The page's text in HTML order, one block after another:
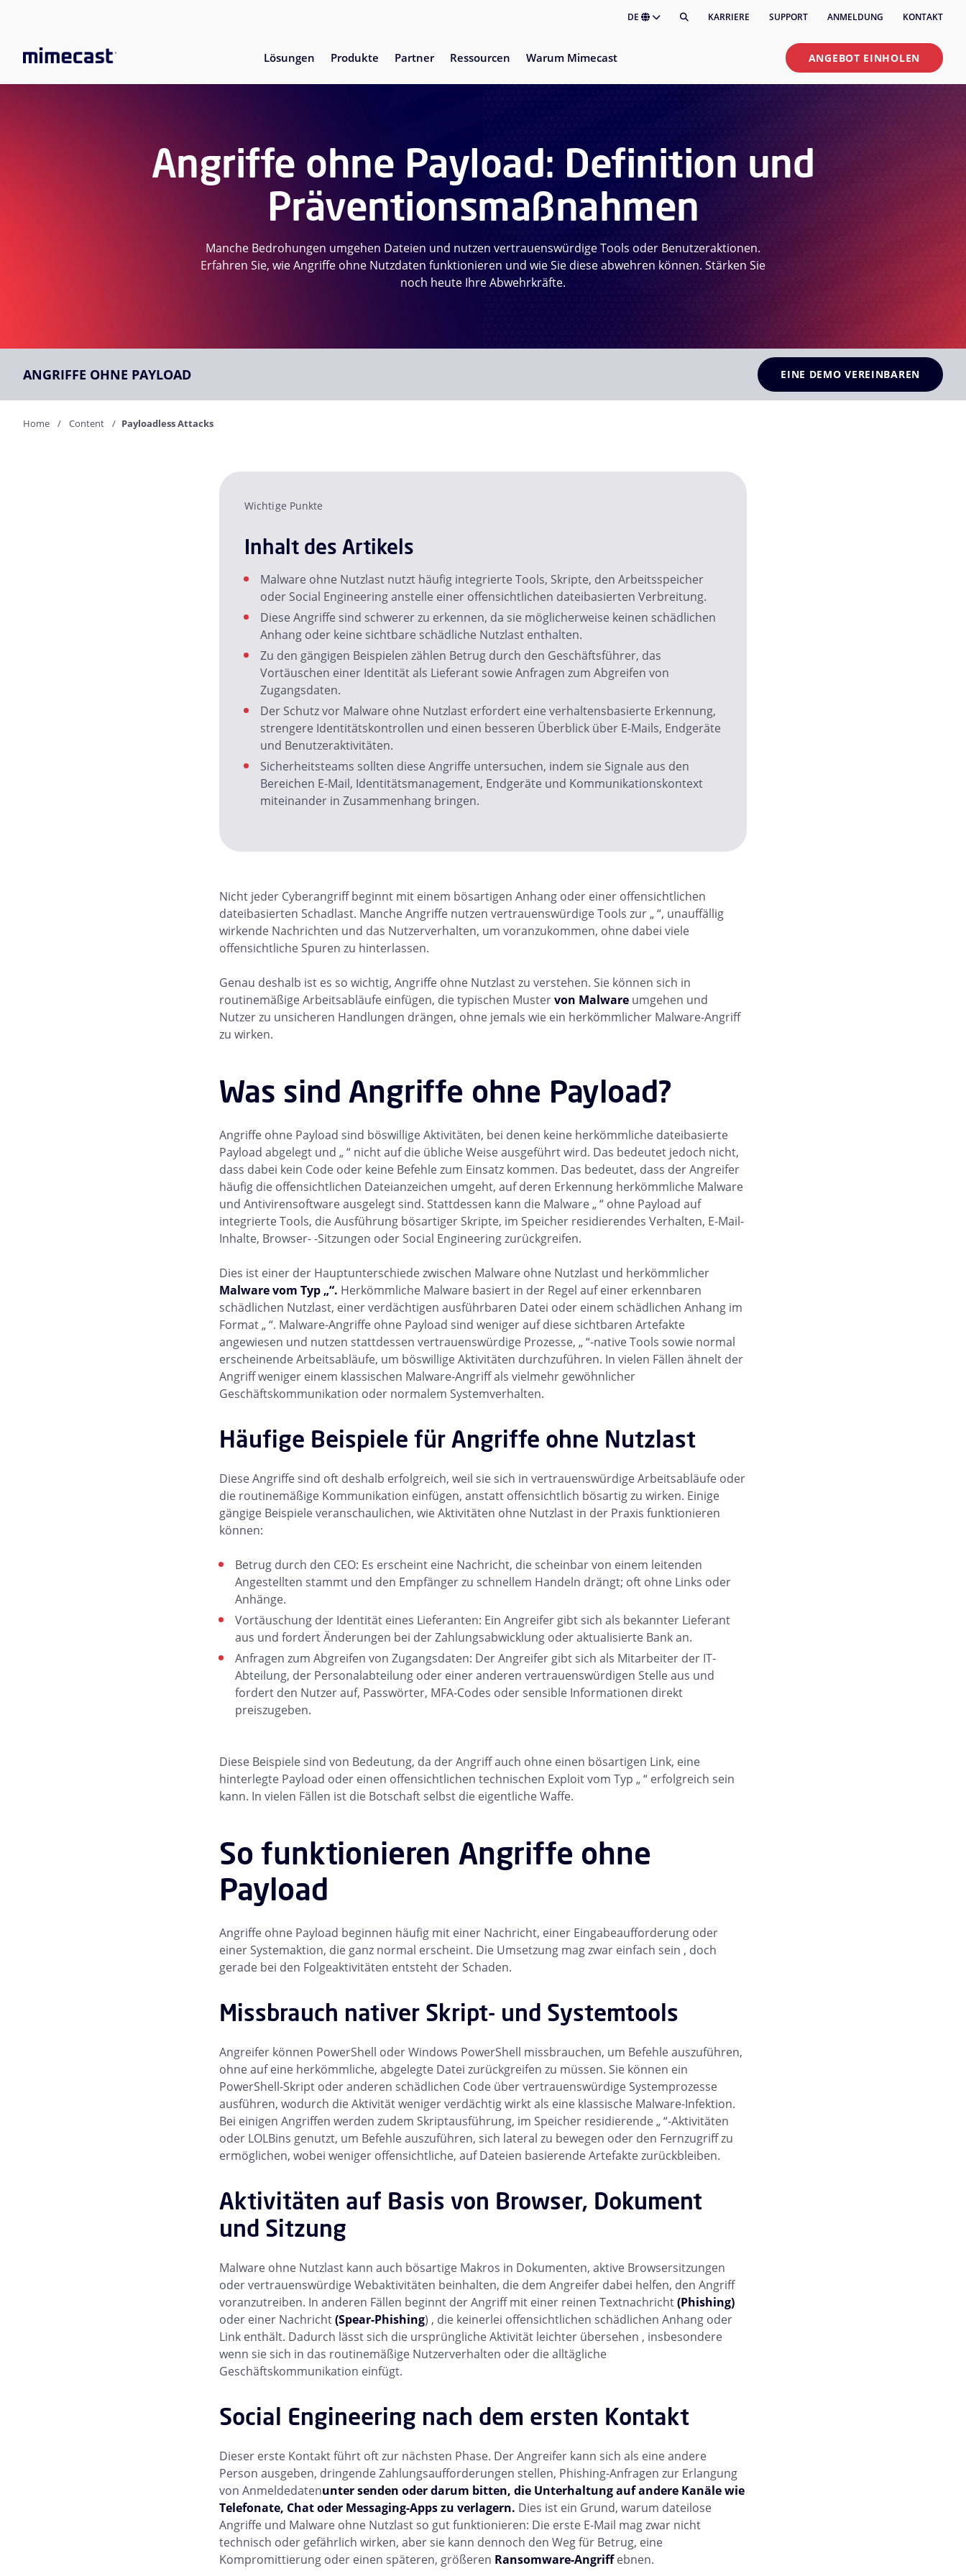
DE KARRIERE SUPPORT ANMELDUNG KONTAKT
Lösungen Produkte Partner Ressourcen Warum Mimecast ANGEBOT EINHOLEN
Angriffe ohne Payload: Definition und
Präventionsmaßnahmen
Manche Bedrohungen umgehen Dateien und nutzen vertrauenswürdige Tools oder Benutzeraktionen.
Erfahren Sie, wie Angriffe ohne Nutzdaten funktionieren und wie Sie diese abwehren können. Stärken Sie
noch heute Ihre Abwehrkräfte.
ANGRIFFE OHNE PAYLOAD EINE DEMO VEREINBAREN
Home Content Payloadless Attacks
Wichtige Punkte
Inhalt des Artikels
Malware ohne Nutzlast nutzt häufig integrierte Tools, Skripte, den Arbeitsspeicher
oder Social Engineering anstelle einer offensichtlichen dateibasierten Verbreitung.
Diese Angriffe sind schwerer zu erkennen, da sie möglicherweise keinen schädlichen
Anhang oder keine sichtbare schädliche Nutzlast enthalten.
Zu den gängigen Beispielen zählen Betrug durch den Geschäftsführer, das
Vortäuschen einer Identität als Lieferant sowie Anfragen zum Abgreifen von
Zugangsdaten.
Der Schutz vor Malware ohne Nutzlast erfordert eine verhaltensbasierte Erkennung,
strengere Identitätskontrollen und einen besseren Überblick über E-Mails, Endgeräte
und Benutzeraktivitäten.
Sicherheitsteams sollten diese Angriffe untersuchen, indem sie Signale aus den
Bereichen E-Mail, Identitätsmanagement, Endgeräte und Kommunikationskontext
miteinander in Zusammenhang bringen.
Nicht jeder Cyberangriff beginnt mit einem bösartigen Anhang oder einer offensichtlichen
dateibasierten Schadlast. Manche Angriffe nutzen vertrauenswürdige Tools zur „ “, unauffällig
wirkende Nachrichten und das Nutzerverhalten, um voranzukommen, ohne dabei viele
offensichtliche Spuren zu hinterlassen.
Genau deshalb ist es so wichtig, Angriffe ohne Nutzlast zu verstehen. Sie können sich in
routinemäßige Arbeitsabläufe einfügen, die typischen Mustervon Malwareumgehen und
Nutzer zu unsicheren Handlungen drängen, ohne jemals wie ein herkömmlicher Malware-Angriff
zu wirken.
Was sind Angriffe ohne Payload?
Angriffe ohne Payload sind böswillige Aktivitäten, bei denen keine herkömmliche dateibasierte
Payload abgelegt und „ “ nicht auf die übliche Weise ausgeführt wird. Das bedeutet jedoch nicht,
dass dabei kein Code oder keine Befehle zum Einsatz kommen. Das bedeutet, dass der Angreifer
häufig die offensichtlichen Dateianzeichen umgeht, auf deren Erkennung herkömmliche Malware
und Antivirensoftware ausgelegt sind. Stattdessen kann die Malware „ “ ohne Payload auf
integrierte Tools, die Ausführung bösartiger Skripte, im Speicher residierendes Verhalten, E-Mail-
Inhalte, Browser- -Sitzungen oder Social Engineering zurückgreifen.
Dies ist einer der Hauptunterschiede zwischen Malware ohne Nutzlast und herkömmlicher
Malware vom Typ „“. Herkömmliche Malware basiert in der Regel auf einer erkennbaren
schädlichen Nutzlast, einer verdächtigen ausführbaren Datei oder einem schädlichen Anhang im
Format „ “. Malware-Angriffe ohne Payload sind weniger auf diese sichtbaren Artefakte
angewiesen und nutzen stattdessen vertrauenswürdige Prozesse, „ “-native Tools sowie normal
erscheinende Arbeitsabläufe, um böswillige Aktivitäten durchzuführen. In vielen Fällen ähnelt der
Angriff weniger einem klassischen Malware-Angriff als vielmehr gewöhnlicher
Geschäftskommunikation oder normalem Systemverhalten.
Häufige Beispiele für Angriffe ohne Nutzlast
Diese Angriffe sind oft deshalb erfolgreich, weil sie sich in vertrauenswürdige Arbeitsabläufe oder
die routinemäßige Kommunikation einfügen, anstatt offensichtlich bösartig zu wirken. Einige
gängige Beispiele veranschaulichen, wie Aktivitäten ohne Nutzlast in der Praxis funktionieren
können:
Betrug durch den CEO: Es erscheint eine Nachricht, die scheinbar von einem leitenden
Angestellten stammt und den Empfänger zu schnellem Handeln drängt; oft ohne Links oder
Anhänge.
Vortäuschung der Identität eines Lieferanten: Ein Angreifer gibt sich als bekannter Lieferant
aus und fordert Änderungen bei der Zahlungsabwicklung oder aktualisierte Bank an.
Anfragen zum Abgreifen von Zugangsdaten: Der Angreifer gibt sich als Mitarbeiter der IT-
Abteilung, der Personalabteilung oder einer anderen vertrauenswürdigen Stelle aus und
fordert den Nutzer auf, Passwörter, MFA-Codes oder sensible Informationen direkt
preiszugeben.
Diese Beispiele sind von Bedeutung, da der Angriff auch ohne einen bösartigen Link, eine
hinterlegte Payload oder einen offensichtlichen technischen Exploit vom Typ „ “ erfolgreich sein
kann. In vielen Fällen ist die Botschaft selbst die eigentliche Waffe.
So funktionieren Angriffe ohne
Payload
Angriffe ohne Payload beginnen häufig mit einer Nachricht, einer Eingabeaufforderung oder
einer Systemaktion, die ganz normal erscheint. Die Umsetzung mag zwar einfach sein , doch
gerade bei den Folgeaktivitäten entsteht der Schaden.
Missbrauch nativer Skript- und Systemtools
Angreifer können PowerShell oder Windows PowerShell missbrauchen, um Befehle auszuführen,
ohne auf eine herkömmliche, abgelegte Datei zurückgreifen zu müssen. Sie können ein
PowerShell-Skript oder anderen schädlichen Code über vertrauenswürdige Systemprozesse
ausführen, wodurch die Aktivität weniger verdächtig wirkt als eine klassische Malware-Infektion.
Bei einigen Angriffen werden zudem Skriptausführung, im Speicher residierende „ “-Aktivitäten
oder LOLBins genutzt, um Befehle auszuführen, sich lateral zu bewegen oder den Fernzugriff zu
ermöglichen, wobei weniger offensichtliche, auf Dateien basierende Artefakte zurückbleiben.
Aktivitäten auf Basis von Browser, Dokument
und Sitzung
Malware ohne Nutzlast kann auch bösartige Makros in Dokumenten, aktive Browsersitzungen
oder vertrauenswürdige Webaktivitäten beinhalten, die dem Angreifer dabei helfen, den Angriff
voranzutreiben. In anderen Fällen beginnt der Angriff mit einer reinen Textnachricht(Phishing)
oder einer Nachricht(Spear-Phishing) , die keinerlei offensichtlichen schädlichen Anhang oder
Link enthält. Dadurch lässt sich die ursprüngliche Aktivität leichter übersehen , insbesondere
wenn sie sich in das routinemäßige Nutzerverhalten oder die alltägliche
Geschäftskommunikation einfügt.
Social Engineering nach dem ersten Kontakt
Dieser erste Kontakt führt oft zur nächsten Phase. Der Angreifer kann sich als eine andere
Person ausgeben, dringende Zahlungsaufforderungen stellen, Phishing-Anfragen zur Erlangung
von Anmeldedatenunter senden oder darum bitten, die Unterhaltung auf andere Kanäle wie
Telefonate, Chat oder Messaging-Apps zu verlagern. Dies ist ein Grund, warum dateilose
Angriffe und Malware ohne Nutzlast so gut funktionieren: Die erste E-Mail mag zwar nicht
technisch oder gefährlich wirken, aber sie kann dennoch den Weg für Betrug, eine
Kompromittierung oder einen späteren, größeren Ransomware-Angriffebnen.